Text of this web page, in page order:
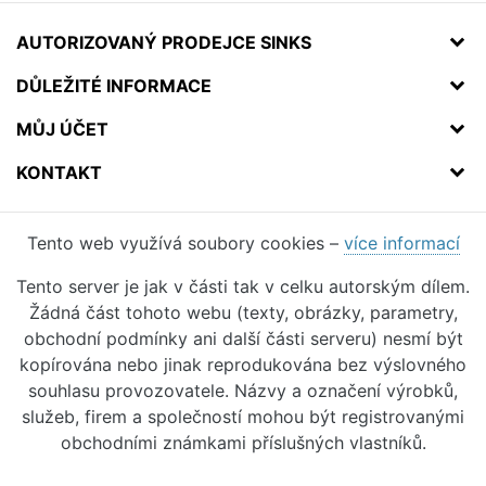
AUTORIZOVANÝ PRODEJCE SINKS
DŮLEŽITÉ INFORMACE
MŮJ ÚČET
KONTAKT
Tento web využívá soubory cookies – více informací
Tento server je jak v části tak v celku autorským dílem.
Žádná část tohoto webu (texty, obrázky, parametry,
obchodní podmínky ani další části serveru) nesmí být
kopírována nebo jinak reprodukována bez výslovného
souhlasu provozovatele. Názvy a označení výrobků,
služeb, firem a společností mohou být registrovanými
obchodními známkami příslušných vlastníků.